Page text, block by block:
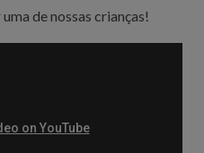
de nossas crianças!